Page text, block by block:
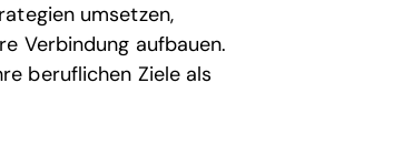
umsetzen,
Verbindung aufbauen.
beruflichen Ziele als